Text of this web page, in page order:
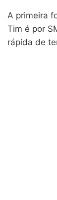
A primeira
Tim é por
rápida de